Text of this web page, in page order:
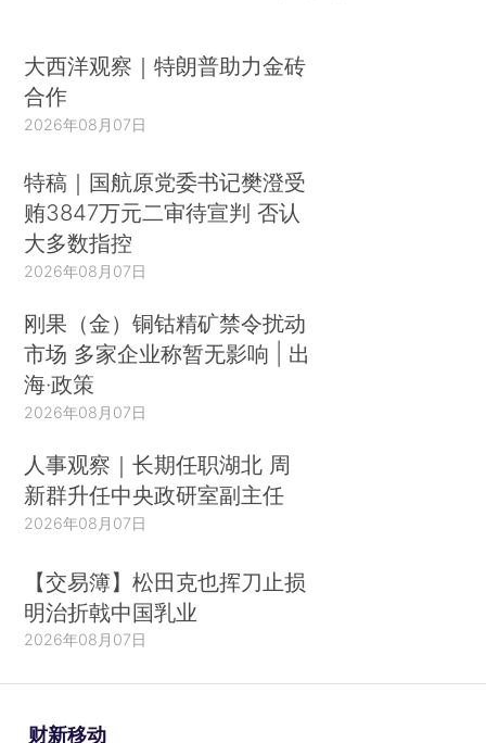
大西洋观察｜特朗普助力金砖
合作
2026年08月07日
特稿｜国航原党委书记樊澄受
贿3847万元二审待宣判 否认
大多数指控
2026年08月07日
刚果（金）铜钴精矿禁令扰动
市场 多家企业称暂无影响 | 出
海·政策
2026年08月07日
人事观察｜长期任职湖北 周
新群升任中央政研室副主任
2026年08月07日
【交易簿】松田克也挥刀止损
明治折戟中国乳业
2026年08月07日
财新移动